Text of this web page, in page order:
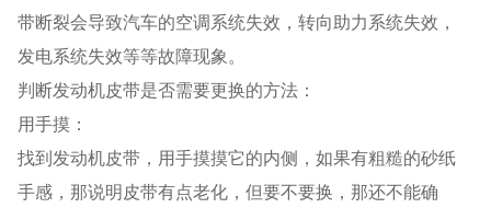
带断裂会导致汽车的空调系统失效，转向助力系统失效，
发电系统失效等等故障现象。
判断发动机皮带是否需要更换的方法：
用手摸：
找到发动机皮带，用手摸摸它的内侧，如果有粗糙的砂纸
手感，那说明皮带有点老化，但要不要换，那还不能确